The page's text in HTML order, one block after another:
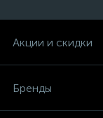
Акции и скидки
Бренды